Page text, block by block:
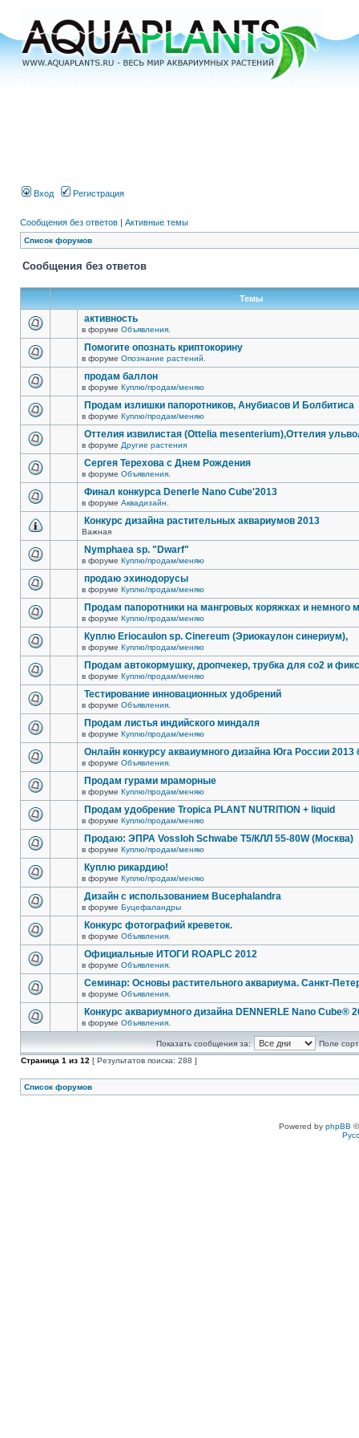
Вход Регистрация
Сообщения без ответов | Активные темы
Список форумов
Сообщения без ответов
Темы
активность
в форуме Объявления.
Помогите опознать криптокорину
в форуме Опознание растений.
продам баллон
в форуме Куплю/продам/меняю
Продам излишки папоротников, Анубиасов И Болбитиса
в форуме Куплю/продам/меняю
Оттелия извилистая (Ottelia mesenterium),Оттелия
в форуме Другие растения
Сергея Терехова с Днем Рождения
в форуме Объявления.
Финал конкурса Denerle Nano Cube'2013
в форуме Аквадизайн.
Конкурс дизайна растительных аквариумов 2013
Важная
Nymphaea sp. "Dwarf"
в форуме Куплю/продам/меняю
продаю эхинодорусы
в форуме Куплю/продам/меняю
Продам папоротники на мангровых коряжках и немного
в форуме Куплю/продам/меняю
Куплю Eriocaulon sp. Cinereum (Эриокаулон синериум),
в форуме Куплю/продам/меняю
Продам автокормушку, дропчекер, трубка для co2 и
в форуме Куплю/продам/меняю
Тестирование инновационных удобрений
в форуме Объявления.
Продам листья индийского миндаля
в форуме Куплю/продам/меняю
Онлайн конкурсу акваиумного дизайна Юга России 2013
в форуме Объявления.
Продам гурами мраморные
в форуме Куплю/продам/меняю
Продам удобрение Tropica PLANT NUTRITION + liquid
в форуме Куплю/продам/меняю
Продаю: ЭПРА Vossloh Schwabe T5/КЛЛ 55-80W (Москва)
в форуме Куплю/продам/меняю
Куплю рикардию!
в форуме Куплю/продам/меняю
Дизайн с использованием Bucephalandra
в форуме Буцефаландры
Конкурс фотографий креветок.
в форуме Объявления.
Официальные ИТОГИ ROAPLC 2012
в форуме Объявления.
Семинар: Основы растительного аквариума. Санкт-
в форуме Объявления.
Конкурс аквариумного дизайна DENNERLE Nano Cube®
в форуме Объявления.
Показать сообщения за:
Поле
Страница 1 из 12 [ Результатов поиска: 288 ]
Список форумов
Powered by phpBB